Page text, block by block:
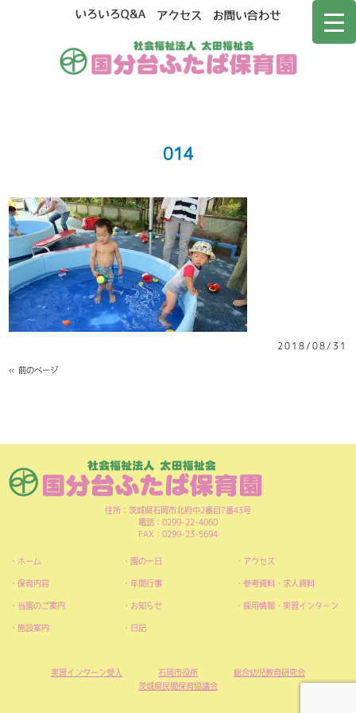
014
2018/08/31
« 前のページ
住所：茨城県石岡市北府中2番目7番43号
電話：0299-22-4060
FAX：0299-23-5694
ホーム
保育内容
当園のご案内
施設案内
園の一日
年間行事
お知らせ
日記
アクセス
参考資料・求人資料
採用情報・実習インターン
実習インターン受入 石岡市役所
総合幼児教育研究会
茨城県民間保育協議会